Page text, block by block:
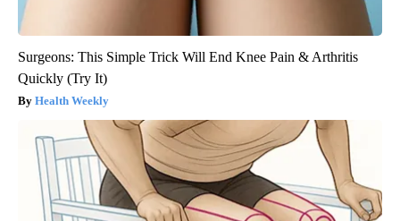
Surgeons: This Simple Trick Will End Knee Pain & Arthritis
Quickly (Try It)
Health Weekly